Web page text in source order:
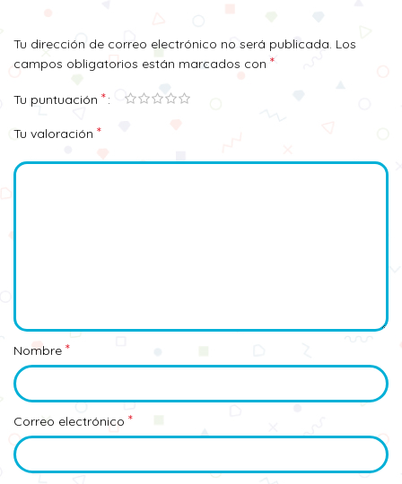
Tu dirección de correo electrónico no será publicada. Los
campos obligatorios están marcados con *
Tu puntuación *
Tu valoración *
Nombre *
Correo electrónico *